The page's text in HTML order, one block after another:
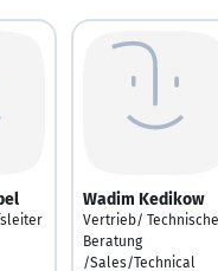
Wadim Kedikow
Vertrieb/ Technische
Beratung
/Sales/Technical